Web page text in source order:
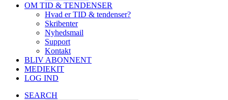
OM TID & TENDENSER
Hvad er TID & tendenser?
Skribenter
Nyhedsmail
Support
Kontakt
BLIV ABONNENT
MEDIEKIT
LOG IND
SEARCH